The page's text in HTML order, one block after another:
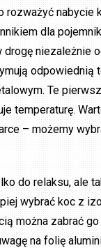
rozważyć nabycie
dla
niezależnie
odpowiednią
Te
temperaturę.
– możemy
do relaksu, ale
wybrać koc z
można zabrać
na folię